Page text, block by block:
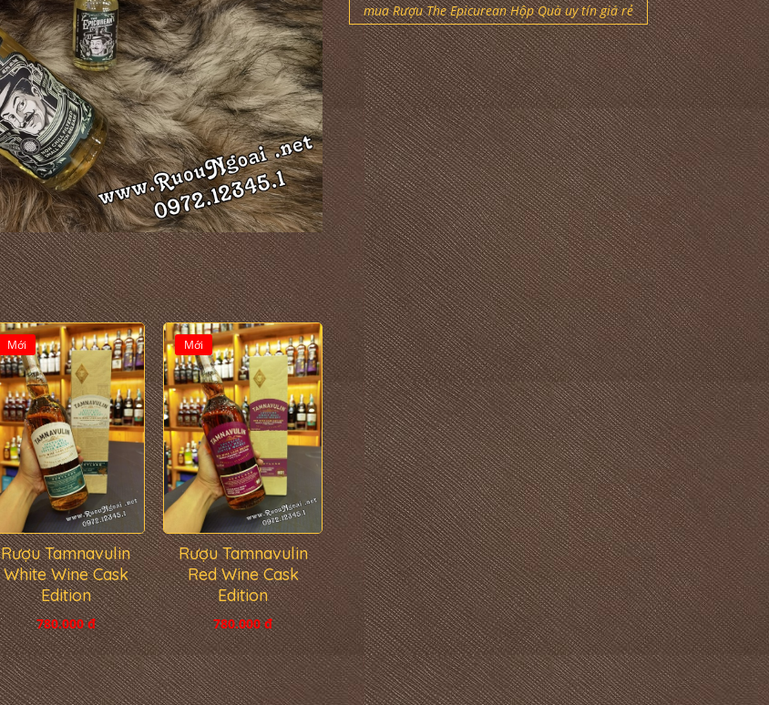
Mới
Rượu Tamnavulin
White Wine Cask
Edition
780.000 đ
Mới
Rượu Tamnavulin
Red Wine Cask
Edition
780.000 đ
mua Rượu The Epicurean Hộp Quà uy tín giá rẻ